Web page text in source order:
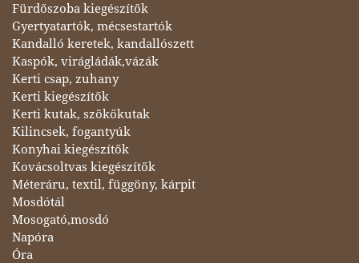
Fürdőszoba kiegészítők
Gyertyatartók, mécsestartók
Kandalló keretek, kandallószett
Kaspók, virágládák,vázák
Kerti csap, zuhany
Kerti kiegészítők
Kerti kutak, szökőkutak
Kilincsek, fogantyúk
Konyhai kiegészítők
Kovácsoltvas kiegészítők
Méteráru, textil, függöny, kárpit
Mosdótál
Mosogató,mosdó
Napóra
Óra